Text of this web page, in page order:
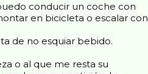
conducir un coche con
en bicicleta o escalar con
de no esquiar bebido.
o al que me resta su